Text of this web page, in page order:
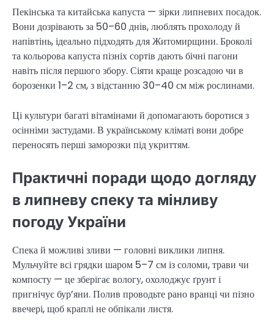
Пекінська та китайська капуста — зірки липневих посадок.
Вони дозрівають за 50–60 днів, люблять прохолоду й
напівтінь, ідеально підходять для Житомирщини. Броколі
та кольорова капуста пізніх сортів дають бічні пагони
навіть після першого збору. Сіяти краще розсадою чи в
борозенки 1–2 см, з відстанню 30–40 см між рослинами.
Ці культури багаті вітамінами й допомагають боротися з
осінніми застудами. В українському кліматі вони добре
переносять перші заморозки під укриттям.
Практичні поради щодо догляду
в липневу спеку та мінливу
погоду України
Спека й можливі зливи — головні виклики липня.
Мульчуйте всі грядки шаром 5–7 см із соломи, трави чи
компосту — це зберігає вологу, охолоджує ґрунт і
пригнічує бур’яни. Полив проводьте рано вранці чи пізно
ввечері, щоб краплі не обпікали листя.